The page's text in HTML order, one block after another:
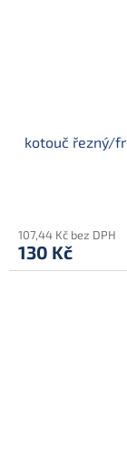
kotouč řezný/
107,44 Kč bez DPH
130 Kč